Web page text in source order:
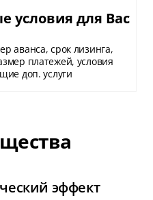
условия для Вас
аванса, срок лизинга,
платежей, условия
доп. услуги
эффект